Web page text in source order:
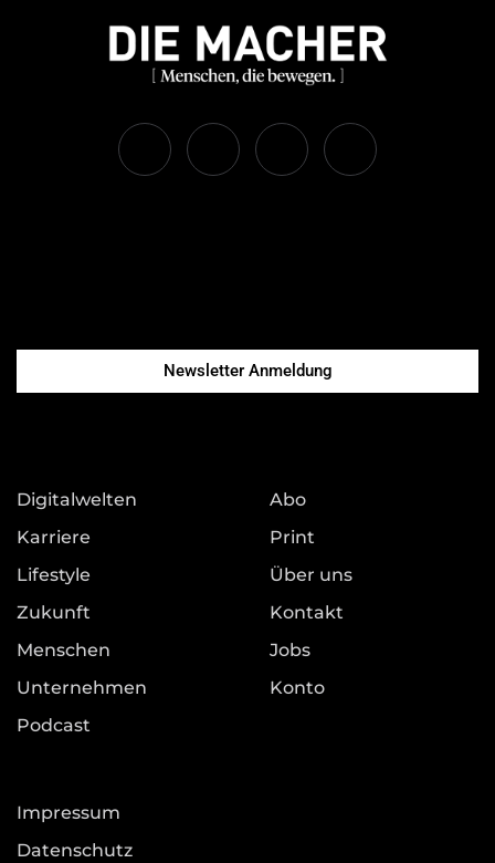
Newsletter Anmeldung
Digitalwelten
Karriere
Lifestyle
Zukunft
Menschen
Unternehmen
Podcast
Abo
Print
Über uns
Kontakt
Jobs
Konto
Impressum
Datenschutz